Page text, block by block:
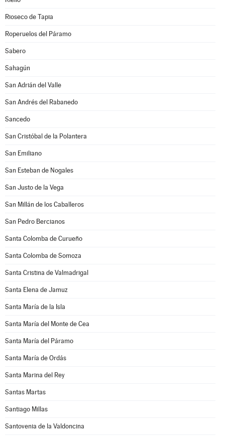
Rioseco de Tapia
Roperuelos del Páramo
Sabero
Sahagún
San Adrián del Valle
San Andrés del Rabanedo
Sancedo
San Cristóbal de la Polantera
San Emiliano
San Esteban de Nogales
San Justo de la Vega
San Millán de los Caballeros
San Pedro Bercianos
Santa Colomba de Curueño
Santa Colomba de Somoza
Santa Cristina de Valmadrigal
Santa Elena de Jamuz
Santa María de la Isla
Santa María del Monte de Cea
Santa María del Páramo
Santa María de Ordás
Santa Marina del Rey
Santas Martas
Santiago Millas
Santovenia de la Valdoncina